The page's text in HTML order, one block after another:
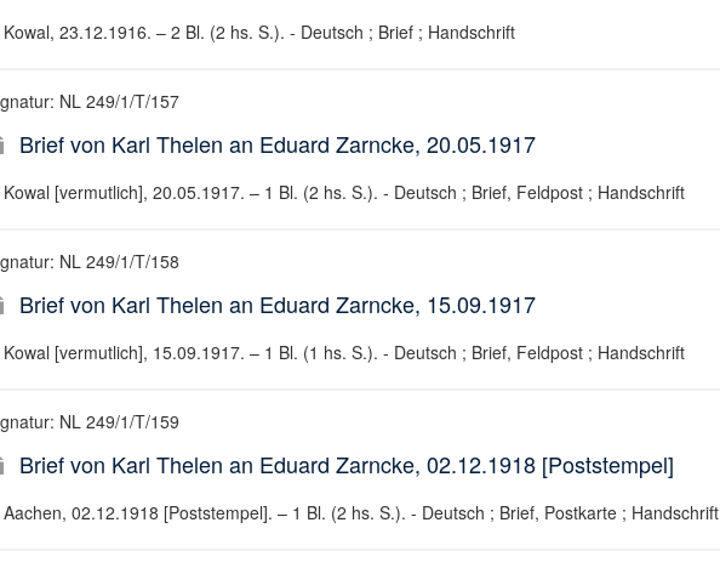
Kowal, 23.12.1916. – 2 Bl. (2 hs. S.). - Deutsch ; Brief ; Handschrift
NL 249/1/T/157
Brief von Karl Thelen an Eduard Zarncke, 20.05.1917
Kowal [vermutlich], 20.05.1917. – 1 Bl. (2 hs. S.). - Deutsch ; Brief, Feldpost ; Handschrift
NL 249/1/T/158
Brief von Karl Thelen an Eduard Zarncke, 15.09.1917
Kowal [vermutlich], 15.09.1917. – 1 Bl. (1 hs. S.). - Deutsch ; Brief, Feldpost ; Handschrift
NL 249/1/T/159
Brief von Karl Thelen an Eduard Zarncke, 02.12.1918 [Poststempel]
Aachen, 02.12.1918 [Poststempel]. – 1 Bl. (2 hs. S.). - Deutsch ; Brief, Postkarte ; Handschrift